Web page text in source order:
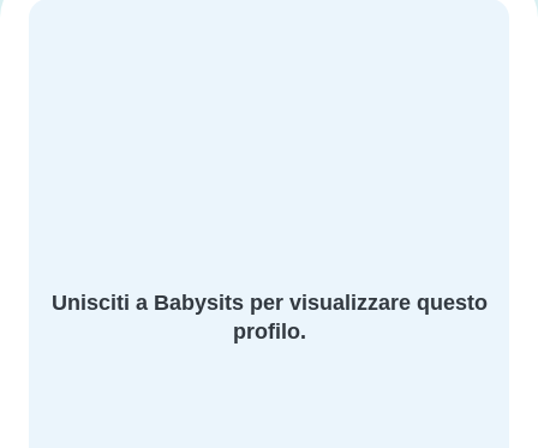
Unisciti a Babysits per visualizzare questo
profilo.